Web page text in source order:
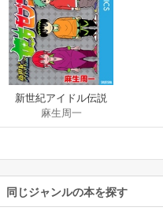
新世紀アイドル伝説
彼方セブンチェンジ
麻生周一
同じジャンルの本を探す